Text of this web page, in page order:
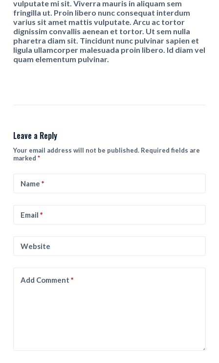
vulputate mi sit. Viverra mauris in aliquam sem
fringilla ut. Proin libero nunc consequat interdum
varius sit amet mattis vulputate. Arcu ac tortor
dignissim convallis aenean et tortor. Ut sem nulla
pharetra diam sit. Tincidunt nunc pulvinar sapien et
ligula ullamcorper malesuada proin libero. Id diam vel
quam elementum pulvinar.
Leave a Reply
Your email address will not be published. Required fields are
marked *
Name *
Email *
Website
Add Comment *